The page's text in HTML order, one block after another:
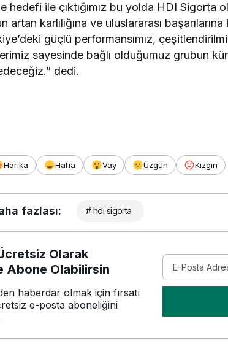
hedefi ile çıktığımız bu yolda HDI Sigorta
artan karlılığına ve uluslararası
güçlü performansımız,
sayesinde bağlı olduğumuz grubun
dedi.
Harika Haha Vay Üzgün Kızgın
fazlası: # hdi sigorta
Olarak
Abone Olabilirsin
haberdar olmak için fırsatı
e-posta aboneliğini